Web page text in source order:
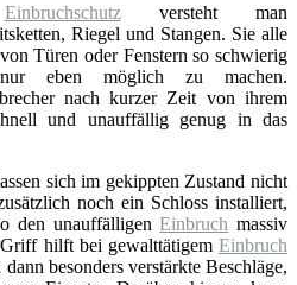
Einbruchschutzversteht man
Riegel und Stangen. Sie alle
Türen oder Fenstern so schwierig
eben möglich zu machen.
nach kurzer Zeit von ihrem
und unauffällig genug in das
sich im gekippten Zustand nicht
noch ein Schloss installiert,
den unauffälligenEinbruch massiv
hilft bei gewalttätigem Einbruch
besonders verstärkte Beschläge,